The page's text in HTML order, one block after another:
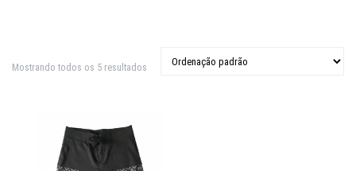
Mostrando todos os 5 resultados